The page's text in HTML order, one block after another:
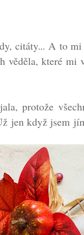
citáty... A to
věděla, které
protože
jen když jsem